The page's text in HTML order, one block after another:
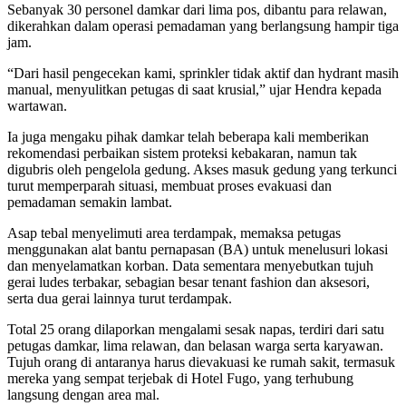
Sebanyak 30 personel damkar dari lima pos, dibantu para relawan,
dikerahkan dalam operasi pemadaman yang berlangsung hampir tiga
jam.
“Dari hasil pengecekan kami, sprinkler tidak aktif dan hydrant masih
manual, menyulitkan petugas di saat krusial,” ujar Hendra kepada
wartawan.
Ia juga mengaku pihak damkar telah beberapa kali memberikan
rekomendasi perbaikan sistem proteksi kebakaran, namun tak
digubris oleh pengelola gedung. Akses masuk gedung yang terkunci
turut memperparah situasi, membuat proses evakuasi dan
pemadaman semakin lambat.
Asap tebal menyelimuti area terdampak, memaksa petugas
menggunakan alat bantu pernapasan (BA) untuk menelusuri lokasi
dan menyelamatkan korban. Data sementara menyebutkan tujuh
gerai ludes terbakar, sebagian besar tenant fashion dan aksesori,
serta dua gerai lainnya turut terdampak.
Total 25 orang dilaporkan mengalami sesak napas, terdiri dari satu
petugas damkar, lima relawan, dan belasan warga serta karyawan.
Tujuh orang di antaranya harus dievakuasi ke rumah sakit, termasuk
mereka yang sempat terjebak di Hotel Fugo, yang terhubung
langsung dengan area mal.